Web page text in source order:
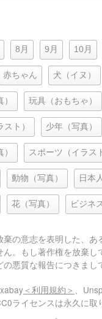
8月 9月 10月
赤ちゃん 犬（イヌ）
玩具（おもちゃ）
ト） 少年（写真）
スポーツ（イラス
動物（写真） 日本
花（写真） ビジネ
の意志を表明した、
。もし著作権を放棄
悪質な報告につきま
＜利用規約＞ 、
ライセンスは永久に取